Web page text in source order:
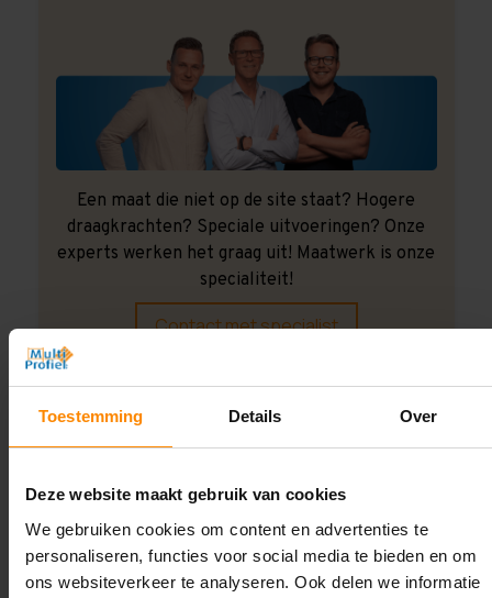
Toestemming Details Over
Deze website maakt gebruik van cookies
We gebruiken cookies om content en advertenties te
personaliseren, functies voor social media te bieden en om
ons websiteverkeer te analyseren. Ook delen we informatie
Een maat die niet op de site staat? Hogere
draagkrachten? Speciale uitvoeringen? Onze
experts werken het graag uit! Maatwerk is onze
specialiteit!
Contact met specialist
Montage uitbesteden?